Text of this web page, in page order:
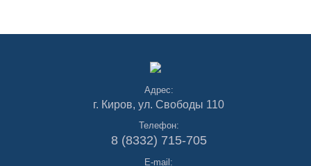
Адрес:
г. Киров, ул. Свободы 110
Телефон:
8 (8332) 715-705
E-mail: